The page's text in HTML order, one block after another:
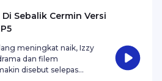
Di Sebalik Cermin Versi
meningkat naik, Izzy
dan filem
disebut selepas